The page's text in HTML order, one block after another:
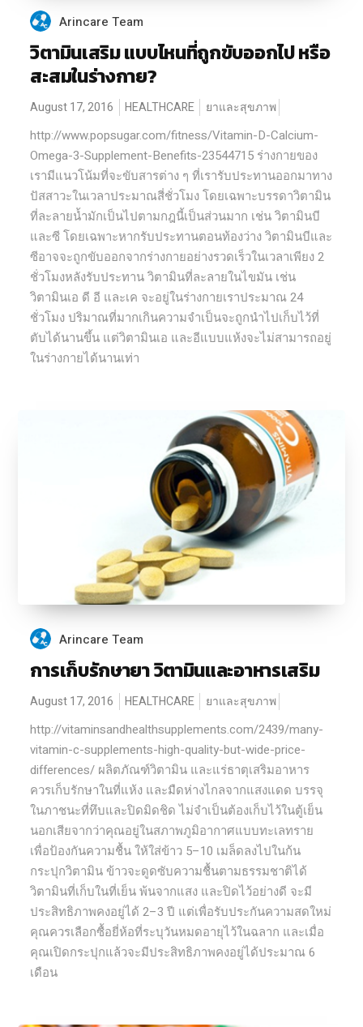
Arincare Team
วิตามินเสริม แบบไหนที่ถูกขับออกไป หรือ
สะสมในร่างกาย?
August 17, 2016 HEALTHCARE ยาและสุขภาพ
http://www.popsugar.com/fitness/Vitamin-D-Calcium-
Omega-3-Supplement-Benefits-23544715 ร่างกายของ
เรามีแนวโน้มที่จะขับสารต่าง ๆ ที่เรารับประทานออกมาทาง
ปัสสาวะในเวลาประมาณสี่ชั่วโมง โดยเฉพาะบรรดาวิตามิน
ที่ละลายน้ำมักเป็นไปตามกฎนี้เป็นส่วนมาก เช่น วิตามินบี
และซี โดยเฉพาะหากรับประทานตอนท้องว่าง วิตามินบีและ
ซีอาจจะถูกขับออกจากร่างกายอย่างรวดเร็วในเวลาเพียง 2
ชั่วโมงหลังรับประทาน วิตามินที่ละลายในไขมัน เช่น
วิตามินเอ ดี อี และเค จะอยู่ในร่างกายเราประมาณ 24
ชั่วโมง ปริมาณที่มากเกินความจำเป็นจะถูกนำไปเก็บไว้ที่
ตับได้นานขึ้น แต่วิตามินเอ และอีแบบแห้งจะไม่สามารถอยู่
ในร่างกายได้นานเท่า
Arincare Team
การเก็บรักษายา วิตามินและอาหารเสริม
August 17, 2016 HEALTHCARE ยาและสุขภาพ
http://vitaminsandhealthsupplements.com/2439/many-
vitamin-c-supplements-high-quality-but-wide-price-
differences/ ผลิตภัณฑ์วิตามิน และแร่ธาตุเสริมอาหาร
ควรเก็บรักษาในที่แห้ง และมืดห่างไกลจากแสงแดด บรรจุ
ในภาชนะที่ทึบและปิดมิดชิด ไม่จำเป็นต้องเก็บไว้ในตู้เย็น
นอกเสียจากว่าคุณอยู่ในสภาพภูมิอากาศแบบทะเลทราย
เพื่อป้องกันความชื้น ให้ใส่ข้าว 5–10 เมล็ดลงไปในก้น
กระปุกวิตามิน ข้าวจะดูดซับความชื้นตามธรรมชาติได้
วิตามินที่เก็บในที่เย็น พ้นจากแสง และปิดไว้อย่างดี จะมี
ประสิทธิภาพคงอยู่ได้ 2–3 ปี แต่เพื่อรับประกันความสดใหม่
คุณควรเลือกซื้อยี่ห้อที่ระบุวันหมดอายุไว้ในฉลาก และเมื่อ
คุณเปิดกระปุกแล้วจะมีประสิทธิภาพคงอยู่ได้ประมาณ 6
เดือน